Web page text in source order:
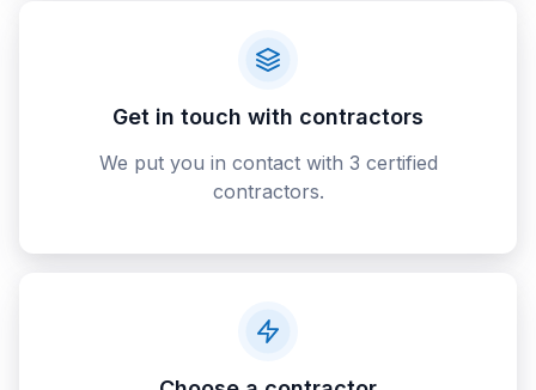
Get in touch with contractors
We put you in contact with 3 certified
contractors.